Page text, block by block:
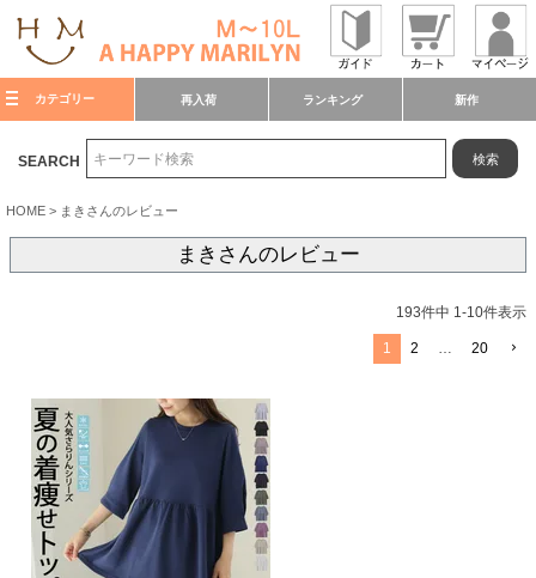
カテゴリー 再入荷 ランキング 新作
SEARCH 検索
HOME まきさんのレビュー
まきさんのレビュー
193件中 1-10件表示
1 2 … 20